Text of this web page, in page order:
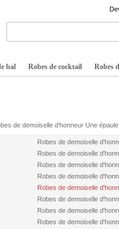
bal Robes de cocktail Robes
de demoiselle d'honneur Une épaule
Robes de demoiselle
Robes de demoiselle
Robes de demoiselle
Robes de demoiselle
Robes de demoiselle
Robes de demoiselle
Robes de demoiselle
Robes de demoiselle